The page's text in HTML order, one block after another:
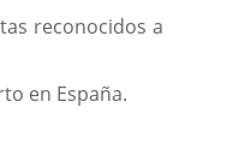
reconocidos a
en España.